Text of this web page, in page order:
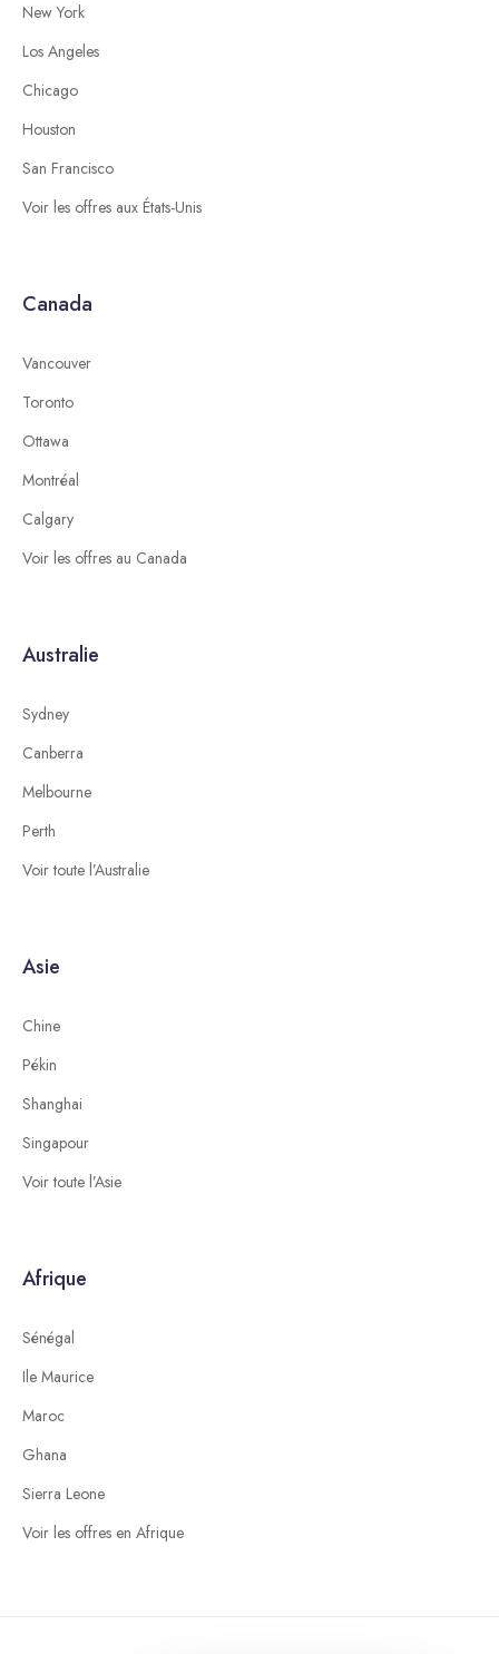
New York
Los Angeles
Chicago
Houston
San Francisco
Voir les offres aux États-Unis
Canada
Vancouver
Toronto
Ottawa
Montréal
Calgary
Voir les offres au Canada
Australie
Sydney
Canberra
Melbourne
Perth
Voir toute l’Australie
Asie
Chine
Pékin
Shanghai
Singapour
Voir toute l’Asie
Afrique
Sénégal
Ile Maurice
Maroc
Ghana
Sierra Leone
Voir les offres en Afrique